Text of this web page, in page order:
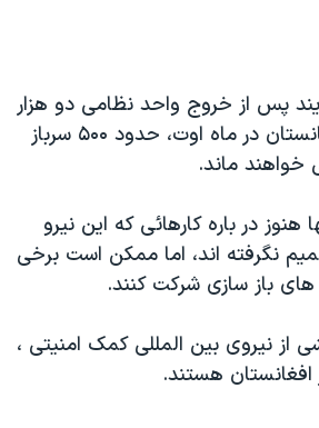
۲۰۲۴
اسرائیل
پس از خروج واحد نظامی دو هزار
نفری آن کشور از افغانستان در ماه اوت، حدود ۵۰۰ سرباز
خواهند ماند.
در باره کارهائی که اين نيرو
نگرفته اند، اما ممکن است برخی
باز سازی شرکت کنند.
از نيروی بين المللی کمک امنيتی ،
افغانستان هستند.